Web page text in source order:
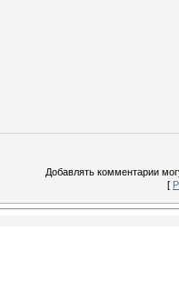
Добавлять комментарии
[